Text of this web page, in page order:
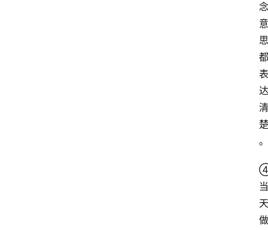
念
意
思
都
表
达
清
楚
。
当
天
做